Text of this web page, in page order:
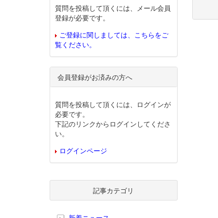
質問を投稿して頂くには、メール会員
登録が必要です。
ご登録に関しましては、こちらをご
覧ください。
会員登録がお済みの方へ
質問を投稿して頂くには、ログインが
必要です。
下記のリンクからログインしてくださ
い。
ログインページ
記事カテゴリ